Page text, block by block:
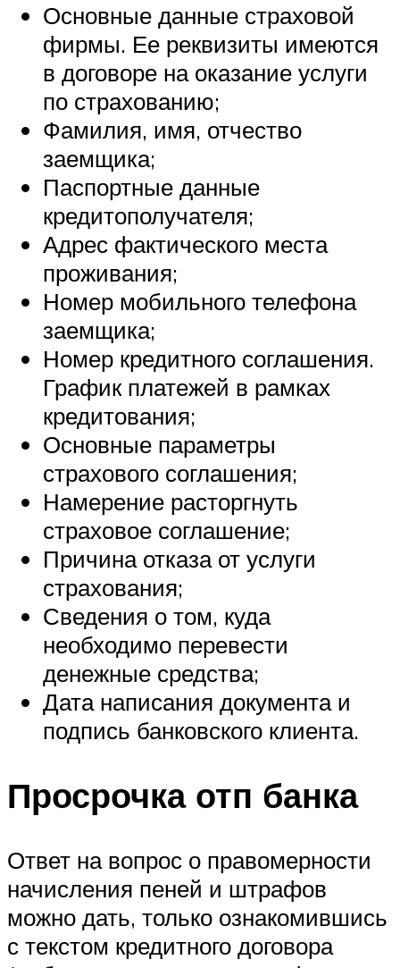
Основные данные страховой
фирмы. Ее реквизиты имеются
в договоре на оказание услуги
по страхованию;
Фамилия, имя, отчество
заемщика;
Паспортные данные
кредитополучателя;
Адрес фактического места
проживания;
Номер мобильного телефона
заемщика;
Номер кредитного соглашения.
График платежей в рамках
кредитования;
Основные параметры
страхового соглашения;
Намерение расторгнуть
страховое соглашение;
Причина отказа от услуги
страхования;
Сведения о том, куда
необходимо перевести
денежные средства;
Дата написания документа и
подпись банковского клиента.
Просрочка отп банка
Ответ на вопрос о правомерности
начисления пеней и штрафов
можно дать, только ознакомившись
с текстом кредитного договора